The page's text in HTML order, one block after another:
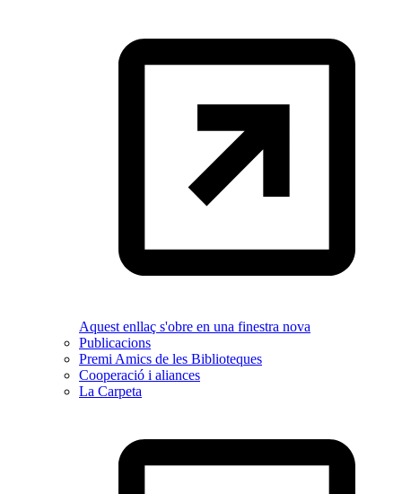
Aquest enllaç s'obre en una finestra nova
Publicacions
Premi Amics de les Biblioteques
Cooperació i aliances
La Carpeta